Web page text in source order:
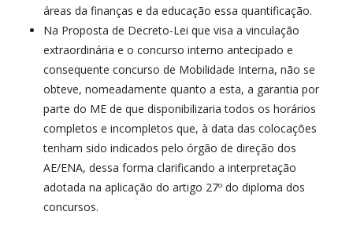
áreas da finanças e da educação essa quantificação.
Na Proposta de Decreto-Lei que visa a vinculação
extraordinária e o concurso interno antecipado e
consequente concurso de Mobilidade Interna, não se
obteve, nomeadamente quanto a esta, a garantia por
parte do ME de que disponibilizaria todos os horários
completos e incompletos que, à data das colocações
tenham sido indicados pelo órgão de direção dos
AE/ENA, dessa forma clarificando a interpretação
adotada na aplicação do artigo 27º do diploma dos
concursos.